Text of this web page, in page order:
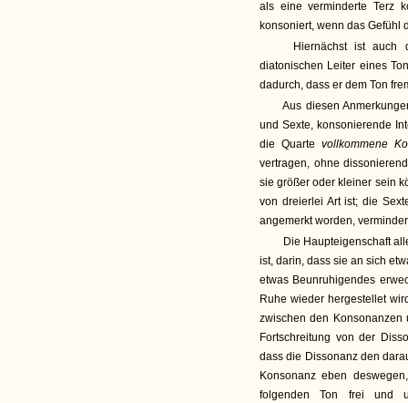
als eine verminderte Terz
konsoniert, wenn das Gefühl
Hiernächst ist auch
diatonischen Leiter eines
dadurch, dass er dem Ton
Aus diesen
und Sexte, konsonierende
die Quartevollkommene
vertragen, ohne
sie größer oder kleiner sein
von dreierlei Art ist; die
angemerkt worden,
Die Haupteigenschaft
ist, darin, dass sie an sich
etwas Beunruhigendes
Ruhe wieder hergestellet
zwischen den
Fortschreitung von der
dass die Dissonanz den
Konsonanz eben
folgenden Ton frei und